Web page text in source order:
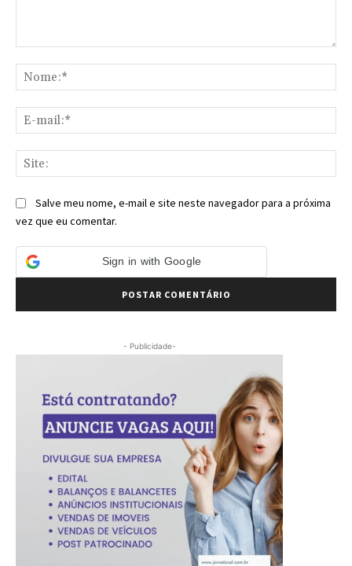
Salve meu nome, e-mail e site neste navegador para a próxima
vez que eu comentar.
Sign in with Google
- Publicidade-